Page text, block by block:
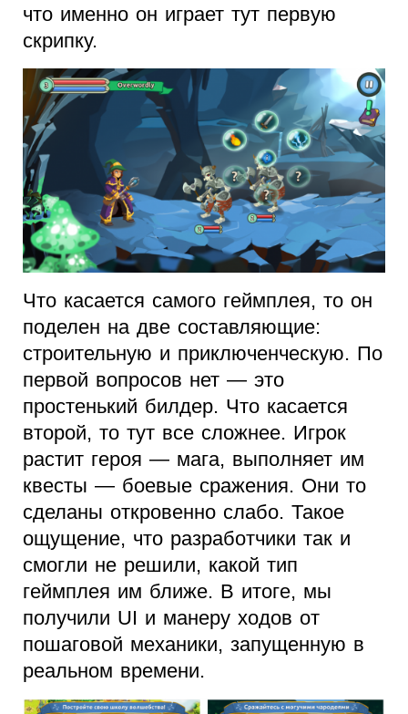
что именно он играет тут первую
скрипку.
Что касается самого геймплея, то он
поделен на две составляющие:
строительную и приключенческую. По
первой вопросов нет — это
простенький билдер. Что касается
второй, то тут все сложнее. Игрок
растит героя — мага, выполняет им
квесты — боевые сражения. Они то
сделаны откровенно слабо. Такое
ощущение, что разработчики так и
смогли не решили, какой тип
геймплея им ближе. В итоге, мы
получили UI и манеру ходов от
пошаговой механики, запущенную в
реальном времени.